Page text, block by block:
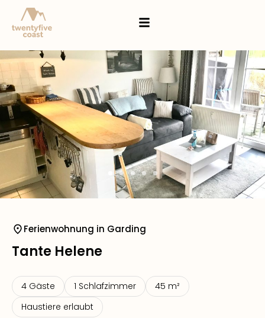
Ferienwohnung in Garding
Tante Helene
4 Gäste 1 Schlafzimmer
45 m²
Haustiere erlaubt